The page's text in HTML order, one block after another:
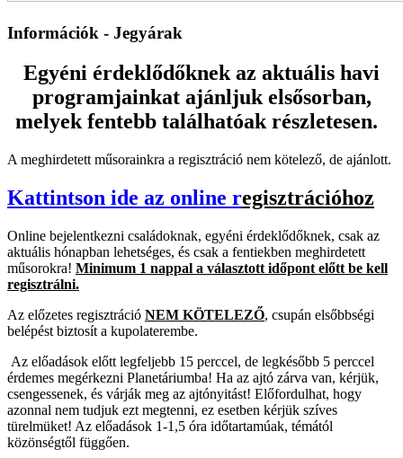
Információk - Jegyárak
Egyéni érdeklődőknek az aktuális havi
programjainkat ajánljuk elsősorban,
melyek fentebb találhatóak részletesen.
A meghirdetett műsorainkra a regisztráció nem kötelező, de ajánlott.
Kattintson ide az online regisztrációhoz
Online bejelentkezni családoknak, egyéni érdeklődőknek, csak az
aktuális hónapban lehetséges, és csak a fentiekben meghirdetett
műsorokra! Minimum 1 nappal a választott időpont előtt be kell
regisztrálni.
Az előzetes regisztráció NEM KÖTELEZŐ, csupán elsőbbségi
belépést biztosít a kupolaterembe.
Az előadások előtt legfeljebb 15 perccel, de legkésőbb 5 perccel
érdemes megérkezni Planetáriumba! Ha az ajtó zárva van, kérjük,
csengessenek, és várják meg az ajtónyitást! Előfordulhat, hogy
azonnal nem tudjuk ezt megtenni, ez esetben kérjük szíves
türelmüket! Az előadások 1-1,5 óra időtartamúak, témától
közönségtől függően.